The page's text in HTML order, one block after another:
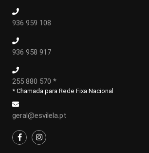
936 959 108
936 958 917
255 880 570 *
* Chamada para Rede Fixa Nacional
geral@esvilela.pt